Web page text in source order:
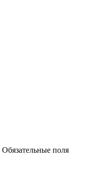
Обязательные поля